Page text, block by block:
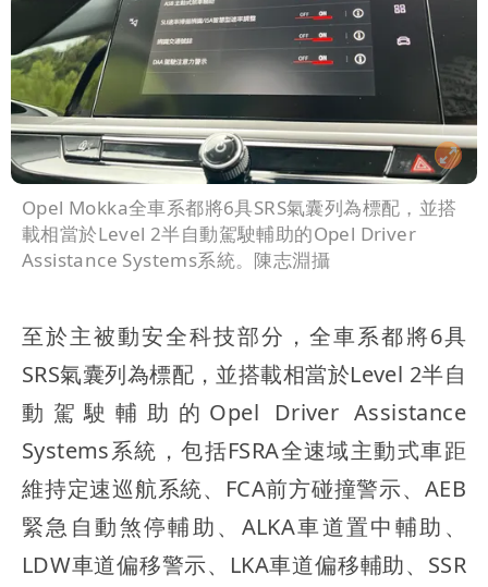
Opel Mokka全車系都將6具SRS氣囊列為標配，並搭
載相當於Level 2半自動駕駛輔助的Opel Driver
Assistance Systems系統。陳志淵攝
至於主被動安全科技部分，全車系都將6具
SRS氣囊列為標配，並搭載相當於Level 2半自
動駕駛輔助的Opel Driver Assistance
Systems系統，包括FSRA全速域主動式車距
維持定速巡航系統、FCA前方碰撞警示、AEB
緊急自動煞停輔助、ALKA車道置中輔助、
LDW車道偏移警示、LKA車道偏移輔助、SSR